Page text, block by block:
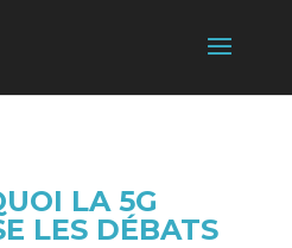
LA 5G
LES DÉBATS